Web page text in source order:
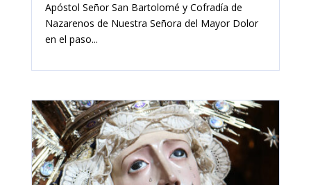
Apóstol Señor San Bartolomé y Cofradía de
Nazarenos de Nuestra Señora del Mayor Dolor
en el paso...